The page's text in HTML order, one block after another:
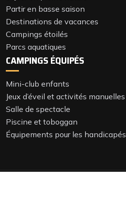
Partir en basse saison
Destinations de vacances
Campings étoilés
Parcs aquatiques
CAMPINGS ÉQUIPÉS
Mini-club enfants
Jeux d’éveil et activités manuelles
Salle de spectacle
Piscine et toboggan
Équipements pour les handicapés